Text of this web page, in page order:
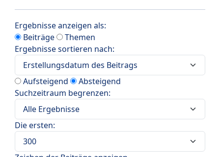
Ergebnisse anzeigen als:
Beiträge
Themen
Ergebnisse sortieren nach:
Aufsteigend
Absteigend
Suchzeitraum begrenzen:
Die ersten: